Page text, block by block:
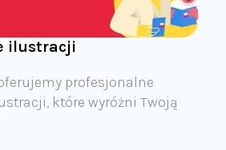
ilustracji
profesjonalne
które wyróżni Twoją